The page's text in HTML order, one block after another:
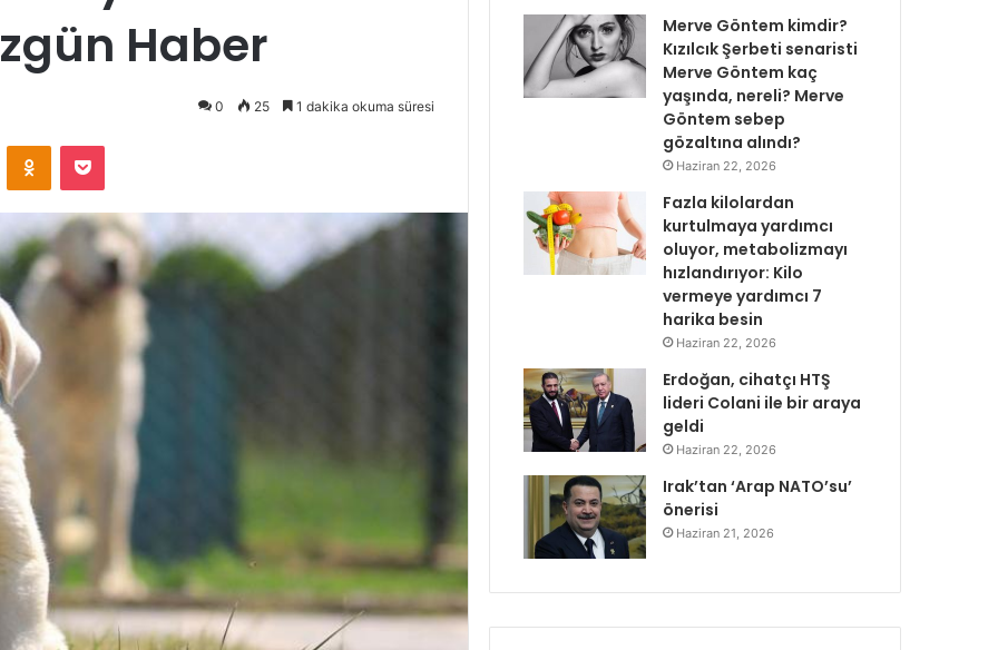
Haber
0 25 1 dakika okuma süresi
Odnoklassniki
Pocket
Merve Göntem kimdir?
Kızılcık Şerbeti senaristi
Merve Göntem kaç
yaşında, nereli? Merve
Göntem sebep
gözaltına alındı?
Haziran 22, 2026
Fazla kilolardan
kurtulmaya yardımcı
oluyor, metabolizmayı
hızlandırıyor: Kilo
vermeye yardımcı 7
harika besin
Haziran 22, 2026
Erdoğan, cihatçı HTŞ
lideri Colani ile bir araya
geldi
Haziran 22, 2026
Irak’tan ‘Arap NATO’su’
önerisi
Haziran 21, 2026